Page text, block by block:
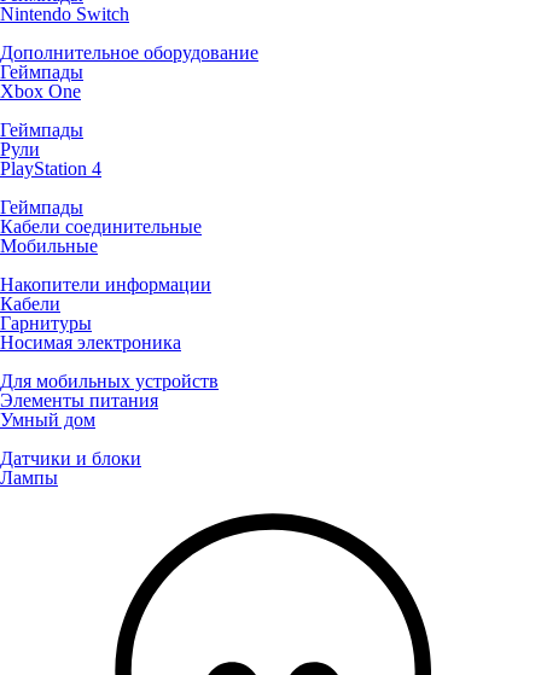
Nintendo Switch
Дополнительное оборудование
Геймпады
Xbox One
Геймпады
Рули
PlayStation 4
Геймпады
Кабели соединительные
Мобильные
Накопители информации
Кабели
Гарнитуры
Носимая электроника
Для мобильных устройств
Элементы питания
Умный дом
Датчики и блоки
Лампы